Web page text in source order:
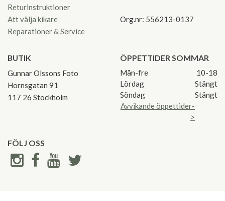
Returinstruktioner
Att välja kikare
Reparationer & Service
Org.nr: 556213-0137
BUTIK
Gunnar Olssons Foto
Hornsgatan 91
117 26 Stockholm
ÖPPETTIDER SOMMAR
Mån-fre
10-18
Lördag
Stängt
Söndag
Stängt
Avvikande öppettider-
>
FÖLJ OSS